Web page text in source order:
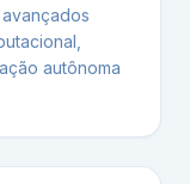
autônoma